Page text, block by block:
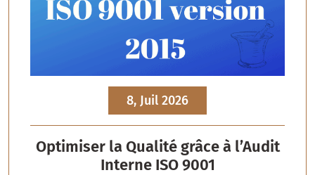
8, Juil 2026
Optimiser la Qualité grâce à l’Audit
Interne ISO 9001